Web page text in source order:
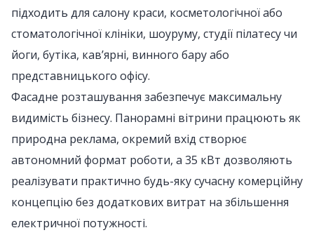
підходить для салону краси, косметологічної або
стоматологічної клініки, шоуруму, студії пілатесу чи
йоги, бутіка, кав’ярні, винного бару або
представницького офісу.
Фасадне розташування забезпечує максимальну
видимість бізнесу. Панорамні вітрини працюють як
природна реклама, окремий вхід створює
автономний формат роботи, а 35 кВт дозволяють
реалізувати практично будь-яку сучасну комерційну
концепцію без додаткових витрат на збільшення
електричної потужності.